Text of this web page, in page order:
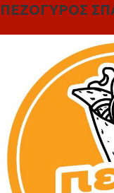
ΠΕΖΟΓΥΡΟΣ